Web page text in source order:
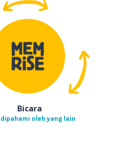
Bicara
oleh yang lain